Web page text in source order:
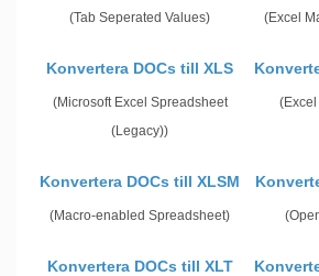
(Tab Seperated Values) (Excel
Konvertera DOCs till XLS
(Microsoft Excel Spreadsheet
(Legacy))
Konvertera DOCs till XLSM
(Macro-enabled Spreadsheet)
Konvertera DOCs till XLT